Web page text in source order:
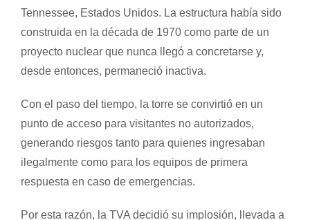
Tennessee, Estados Unidos. La estructura había sido
construida en la década de 1970 como parte de un
proyecto nuclear que nunca llegó a concretarse y,
desde entonces, permaneció inactiva.
Con el paso del tiempo, la torre se convirtió en un
punto de acceso para visitantes no autorizados,
generando riesgos tanto para quienes ingresaban
ilegalmente como para los equipos de primera
respuesta en caso de emergencias.
Por esta razón, la TVA decidió su implosión, llevada a